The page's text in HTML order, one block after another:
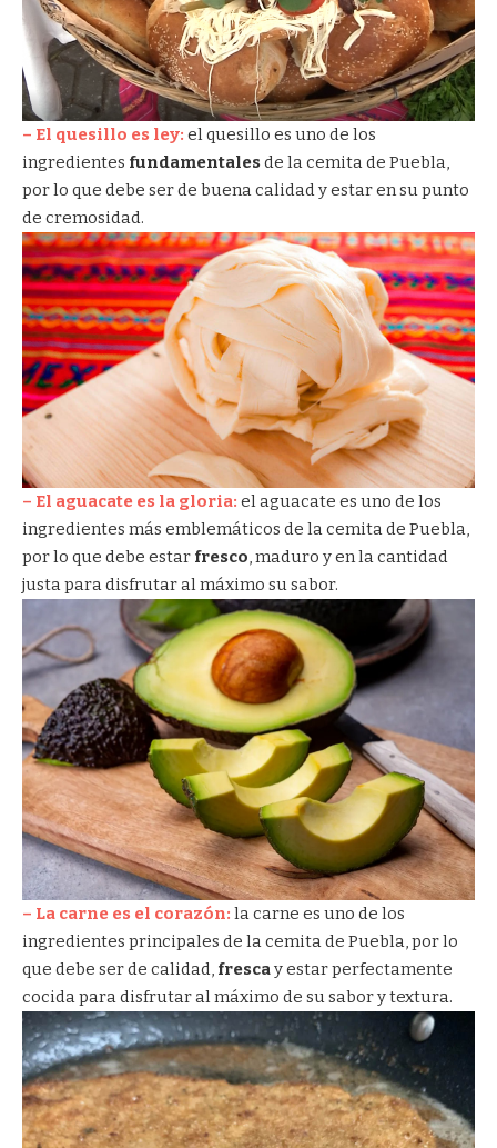
– El quesillo es ley: el quesillo es uno de los
ingredientes fundamentalesde la cemita de Puebla,
por lo que debe ser de buena calidad y estar en su punto
de cremosidad.
– El aguacate es la gloria: el aguacate es uno de los
ingredientes más emblemáticos de la cemita de Puebla,
por lo que debe estar fresco, maduro y en la cantidad
justa para disfrutar al máximo su sabor.
– La carne es el corazón: la carne es uno de los
ingredientes principales de la cemita de Puebla, por lo
que debe ser de calidad, frescay estar perfectamente
cocida para disfrutar al máximo de su sabor y textura.